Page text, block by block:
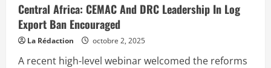
c
i
o
n
u
Central Africa: CEMAC And DRC Leadership In Log
Export Ban Encouraged
La Rédaction octobre 2, 2025
A recent high-level webinar welcomed the reforms